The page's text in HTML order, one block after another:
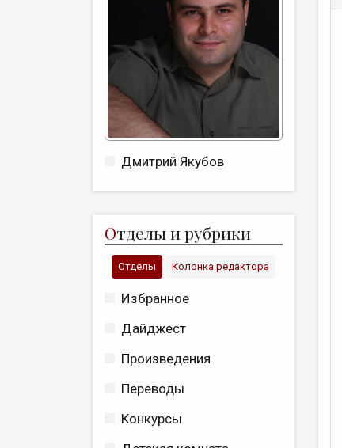
Дмитрий Якубов
Отделы и рубрики
Отделы Колонка редактора
Избранное
Дайджест
Произведения
Переводы
Конкурсы